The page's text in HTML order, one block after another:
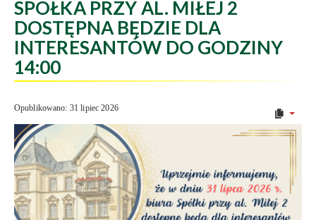
SPÓŁKA PRZY AL. MIŁEJ 2
DOSTĘPNA BĘDZIE DLA
INTERESANTÓW DO GODZINY
14:00
Opublikowano: 31 lipiec 2026